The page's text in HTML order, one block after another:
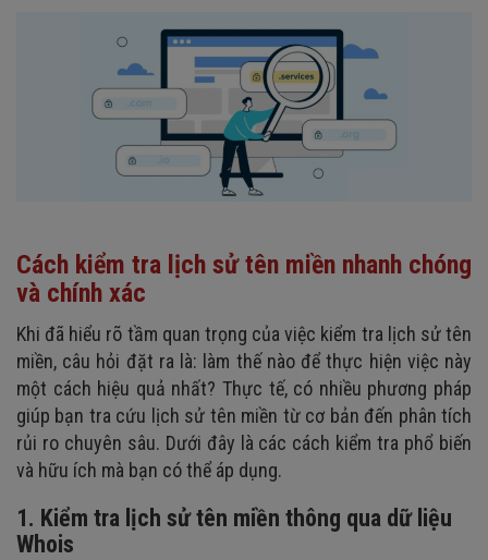
Cách kiểm tra lịch sử tên miền nhanh chóng
và chính xác
Khi đã hiểu rõ tầm quan trọng của việc kiểm tra lịch sử tên
miền, câu hỏi đặt ra là: làm thế nào để thực hiện việc này
một cách hiệu quả nhất? Thực tế, có nhiều phương pháp
giúp bạn tra cứu lịch sử tên miền từ cơ bản đến phân tích
rủi ro chuyên sâu. Dưới đây là các cách kiểm tra phổ biến
và hữu ích mà bạn có thể áp dụng.
1. Kiểm tra lịch sử tên miền thông qua dữ liệu
Whois